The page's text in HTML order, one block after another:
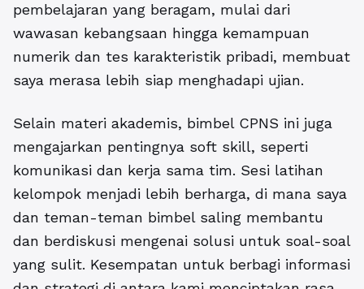
pembelajaran yang beragam, mulai dari
wawasan kebangsaan hingga kemampuan
numerik dan tes karakteristik pribadi, membuat
saya merasa lebih siap menghadapi ujian.
Selain materi akademis, bimbel CPNS ini juga
mengajarkan pentingnya soft skill, seperti
komunikasi dan kerja sama tim. Sesi latihan
kelompok menjadi lebih berharga, di mana saya
dan teman-teman bimbel saling membantu
dan berdiskusi mengenai solusi untuk soal-soal
yang sulit. Kesempatan untuk berbagi informasi